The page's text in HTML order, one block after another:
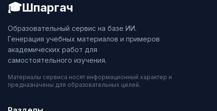
🎓Шпаргач
Образовательный сервис на базе ИИ.
Генерация учебных материалов и примеров
академических работ для
самостоятельного изучения.
Материалы сервиса носят информационный характер и
предназначены для образовательных целей.